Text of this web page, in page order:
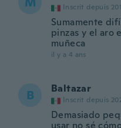
Inscrit depuis
Sumamente
pinzas y el aro
muñeca
il y a 4 ans
B Baltazar
Inscrit depuis
Demasiado
usar no sé